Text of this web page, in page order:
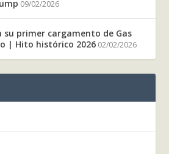
09/02/2026
su primer cargamento de Gas
| Hito histórico 2026 02/02/2026